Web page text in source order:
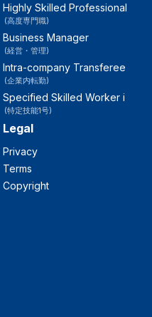
Highly Skilled Professional
(高度専門職)
Business Manager
(経営・管理)
Intra-company Transferee
(企業内転勤)
Specified Skilled Worker i
(特定技能1号)
Legal
Privacy
Terms
Copyright